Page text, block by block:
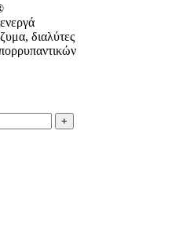
διαλύτες